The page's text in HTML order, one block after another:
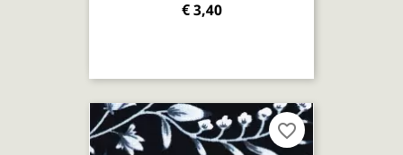
€ 3,40
favorite_border